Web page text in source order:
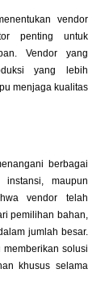
vendor
penting untuk
Vendor yang
yang lebih
menjaga kualitas
berbagai
instansi, maupun
vendor telah
pemilihan bahan,
jumlah besar.
solusi
khusus selama